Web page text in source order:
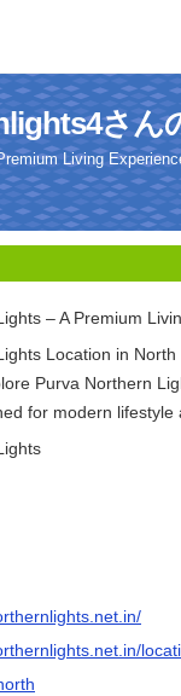
さん
Living
– A Premium
Location in
Purva Northern
for modern